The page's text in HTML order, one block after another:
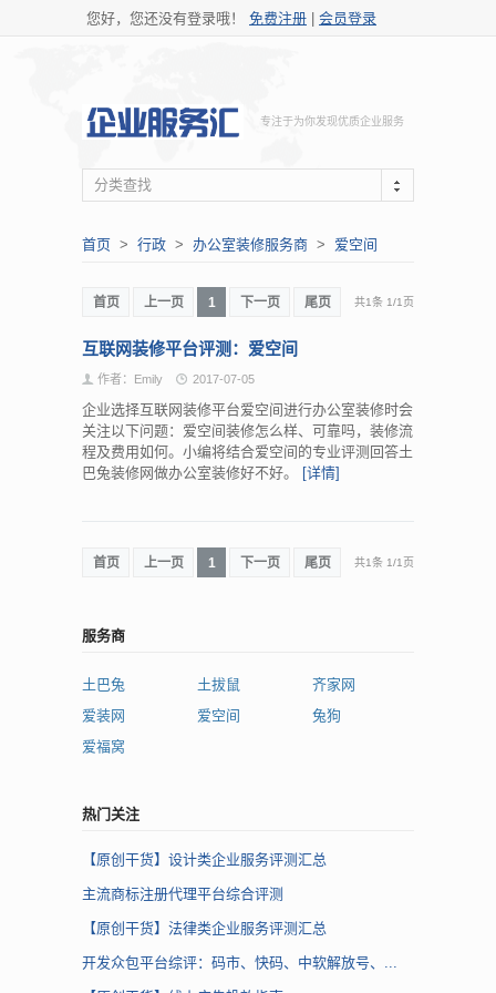
您好，您还没有登录哦！ 免费注册 会员登录
专注于为你发现优质企业服务
分类查找
首页 > 行政 > 办公室装修服务商 > 爱空间
首页 上一页 1 下一页 尾页 共1条 1/1页
互联网装修平台评测：爱空间
作者：Emily 2017-07-05
企业选择互联网装修平台爱空间进行办公室装修时会
关注以下问题：爱空间装修怎么样、可靠吗，装修流
程及费用如何。小编将结合爱空间的专业评测回答土
巴兔装修网做办公室装修好不好。 [详情]
首页 上一页 1 下一页 尾页 共1条 1/1页
服务商
土巴兔 土拔鼠
齐家网
爱装网
爱空间
兔狗
爱福窝
热门关注
【原创干货】设计类企业服务评测汇总
主流商标注册代理平台综合评测
【原创干货】法律类企业服务评测汇总
开发众包平台综评：码市、快码、中软解放号、...